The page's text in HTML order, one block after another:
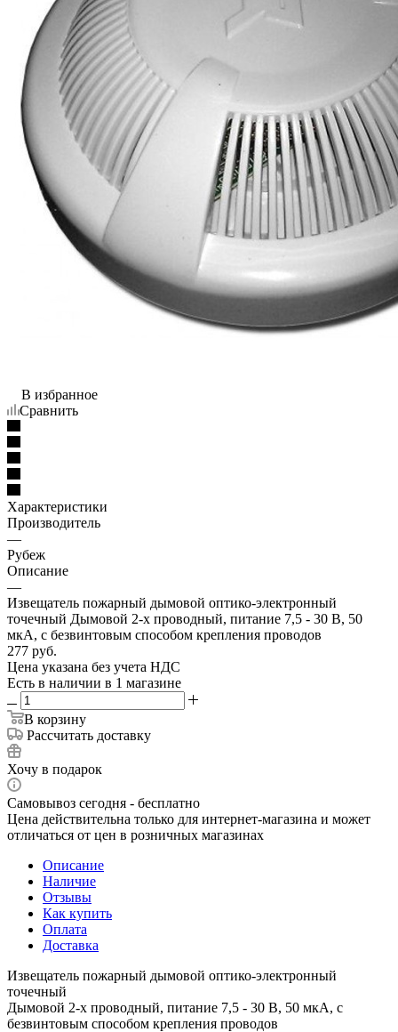
В избранное
Сравнить
Характеристики
Производитель
—
Рубеж
Описание
—
Извещатель пожарный дымовой оптико-электронный
точечный Дымовой 2-х проводный, питание 7,5 - 30 В, 50
мкА, с безвинтовым способом крепления проводов
277 руб.
Цена указана без учета НДС
Есть в наличии в 1 магазине
В корзину
Рассчитать доставку
Хочу в подарок
Самовывоз сегодня - бесплатно
Цена действительна только для интернет-магазина и может
отличаться от цен в розничных магазинах
Описание
Наличие
Отзывы
Как купить
Оплата
Доставка
Извещатель пожарный дымовой оптико-электронный
точечный
Дымовой 2-х проводный, питание 7,5 - 30 В, 50 мкА, с
безвинтовым способом крепления проводов